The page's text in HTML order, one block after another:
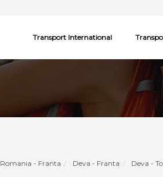
Transport International
Romania - Franta Deva - Franta Deva -